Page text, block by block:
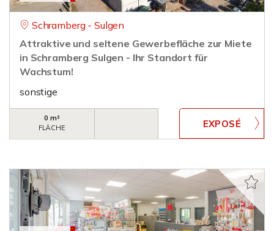
Schramberg - Sulgen
Attraktive und seltene Gewerbefläche zur Miete
in Schramberg Sulgen - Ihr Standort für
Wachstum!
sonstige
0 m²
FLÄCHE